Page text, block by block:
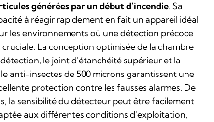
générées par un début d’incendie. Sa
à réagir rapidement en fait un appareil idéal
les environnements où une détection précoce
cruciale. La conception optimisée de la chambre
le joint d'étanchéité supérieur et la
anti-insectes de 500 microns garantissent une
protection contre les fausses alarmes. De
la sensibilité du détecteur peut être facilement
aux différentes conditions d'exploitation,